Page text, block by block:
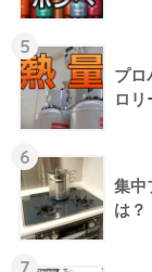
5
プロ
ロリ
6
集中
は？
7